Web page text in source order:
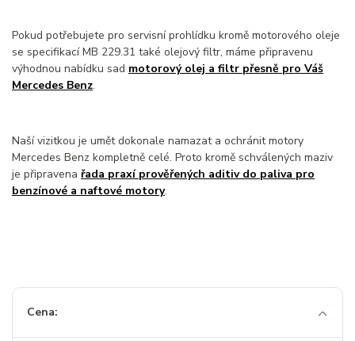
Pokud potřebujete pro servisní prohlídku kromě motorového oleje
se specifikací MB 229.31 také olejový filtr, máme připravenu
výhodnou nabídku sad motorový olej a filtr přesně pro Váš
Mercedes Benz.
Naší vizitkou je umět dokonale namazat a ochránit motory
Mercedes Benz kompletně celé. Proto kromě schválených maziv
je připravena řada praxí prověřených aditiv do paliva pro
benzínové a naftové motory.
Cena: